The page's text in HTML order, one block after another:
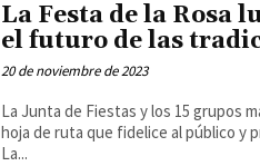
La Festa de la Rosa
el futuro de las
20 de noviembre de 2023
La Junta de Fiestas y los 15 grupos
hoja de ruta que fidelice al público y
La...